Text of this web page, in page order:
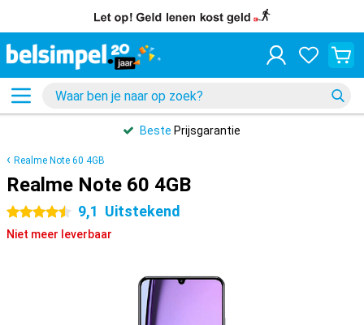
Beste Prijsgarantie
Realme Note 60 4GB
Realme Note 60 4GB
4.5 sterren 9,1 Uitstekend
Niet meer leverbaar